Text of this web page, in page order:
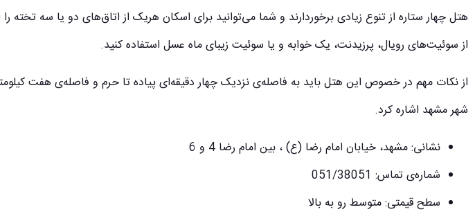
هتل چهار ستاره از تنوع زیادی برخوردارند و شما می‌توانید برای اسکان هریک از اتاق‌های دو یا سه تخته را
از سوئیت‌های رویال، پرزیدنت، یک خوابه و یا سوئیت زیبای ماه عسل استفاده کنید.
از نکات مهم در خصوص این هتل باید به فاصله‌ی نزدیک چهار دقیقه‌ای پیاده تا حرم و فاصله‌ی هفت
شهر مشهد اشاره کرد.
نشانی: مشهد، خیابان امام رضا (ع) ، بین امام رضا 4 و 6
شماره‌ی تماس: 051/38051
سطح قیمتی: متوسط رو به بالا